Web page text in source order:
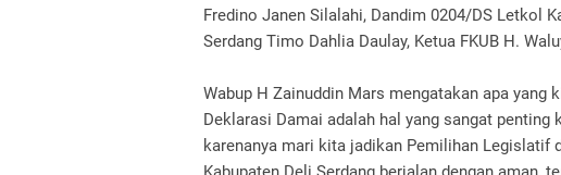
Fredino Janen Silalahi, Dandim 0204/DS Letkol
Serdang Timo Dahlia Daulay, Ketua FKUB H.
Wabup H Zainuddin Mars mengatakan apa yang
Deklarasi Damai adalah hal yang sangat
karenanya mari kita jadikan Pemilihan Legislatif